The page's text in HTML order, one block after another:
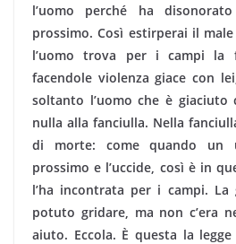
l’uomo perché ha
prossimo. Così estirperai il
l’uomo trova per i campi la
facendole violenza giace con
soltanto l’uomo che è
nulla alla fanciulla. Nella
di morte: come quando un
prossimo e l’uccide, così è in
l’ha incontrata per i campi. La
potuto gridare, ma non c’era
aiuto. Eccola. È questa la